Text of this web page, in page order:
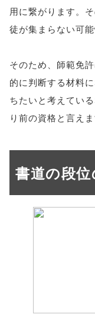
用に繋がります。
徒が集まらない可能
そのため、師範免
的に判断する材料
ちたいと考えてい
り前の資格と言えま
書道の段